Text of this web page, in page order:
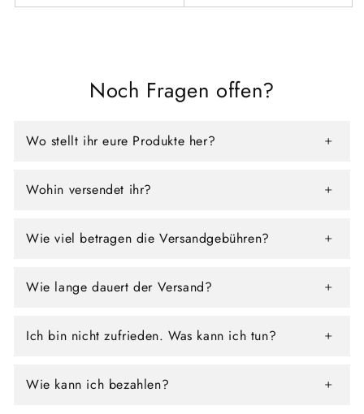
Noch Fragen offen?
Wo stellt ihr eure Produkte her?
Wohin versendet ihr?
Wie viel betragen die Versandgebühren?
Wie lange dauert der Versand?
Ich bin nicht zufrieden. Was kann ich tun?
Wie kann ich bezahlen?